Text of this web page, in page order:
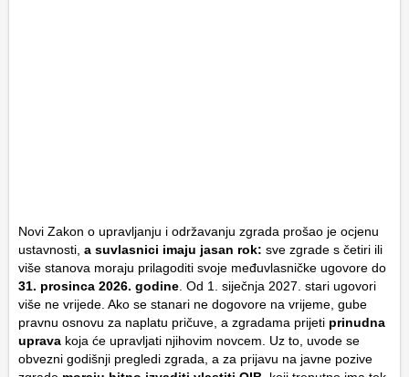
Novi Zakon o upravljanju i održavanju zgrada prošao je ocjenu
ustavnosti, a suvlasnici imaju jasan rok: sve zgrade s četiri ili
više stanova moraju prilagoditi svoje međuvlasničke ugovore do
31. prosinca 2026. godine . Od 1. siječnja 2027. stari ugovori
više ne vrijede. Ako se stanari ne dogovore na vrijeme, gube
pravnu osnovu za naplatu pričuve, a zgradama prijeti prinudna
uprava koja će upravljati njihovim novcem. Uz to, uvode se
obvezni godišnji pregledi zgrada, a za prijavu na javne pozive